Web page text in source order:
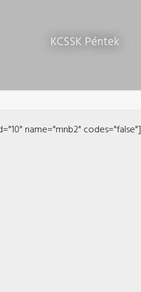
KCSSK Péntek
name="mnb2" codes="false"]